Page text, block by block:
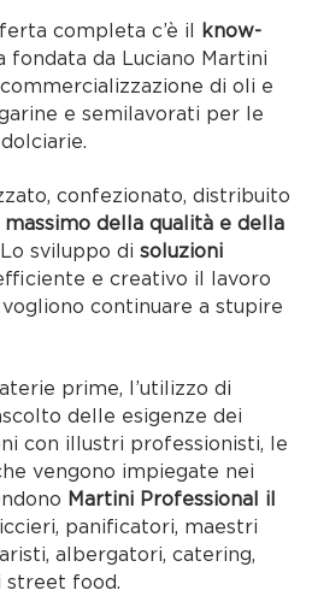
completa c’è il know-
fondata da Luciano Martini
di oli e
e semilavorati per le
confezionato, distribuito
massimo della qualità e della
sviluppo disoluzioni
e creativo il lavoro
continuare a stupire
prime, l’utilizzo di
delle esigenze dei
con illustri professionisti, le
vengono impiegate nei
Martini Professional il
panificatori, maestri
albergatori, catering,
street food.